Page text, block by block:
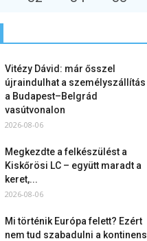
Vitézy Dávid: már ősszel
újraindulhat a személyszállítás
a Budapest–Belgrád
vasútvonalon
2026-08-06
Megkezdte a felkészülést a
Kiskőrösi LC – együtt maradt a
keret,...
2026-08-06
Mi történik Európa felett? Ezért
nem tud szabadulni a kontinens